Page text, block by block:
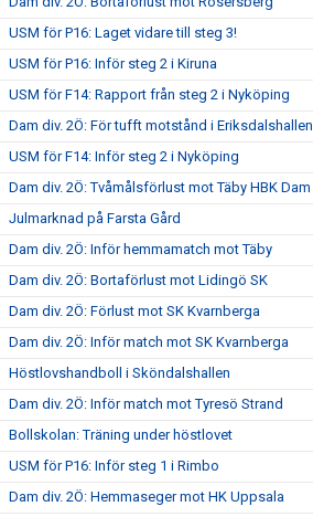
USM för P16: Laget vidare till steg 3!
USM för P16: Inför steg 2 i Kiruna
USM för F14: Rapport från steg 2 i Nyköping
Dam div. 2Ö: För tufft motstånd i Eriksdalshallen
USM för F14: Inför steg 2 i Nyköping
Dam div. 2Ö: Tvåmålsförlust mot Täby HBK Dam
Julmarknad på Farsta Gård
Dam div. 2Ö: Inför hemmamatch mot Täby
Dam div. 2Ö: Bortaförlust mot Lidingö SK
Dam div. 2Ö: Förlust mot SK Kvarnberga
Dam div. 2Ö: Inför match mot SK Kvarnberga
Höstlovshandboll i Sköndalshallen
Dam div. 2Ö: Inför match mot Tyresö Strand
Bollskolan: Träning under höstlovet
USM för P16: Inför steg 1 i Rimbo
Dam div. 2Ö: Hemmaseger mot HK Uppsala